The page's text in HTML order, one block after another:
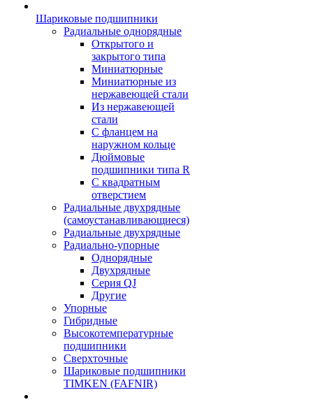
Шариковые подшипники
Радиальные однорядные
Открытого и
закрытого типа
Миниатюрные
Миниатюрные из
нержавеющей стали
Из нержавеющей
стали
С фланцем на
наружном кольце
Дюймовые
подшипники типа R
С квадратным
отверстием
Радиальные двухрядные
(самоустанавливающиеся)
Радиальные двухрядные
Радиально-упорные
Однорядные
Двухрядные
Серия QJ
Другие
Упорные
Гибридные
Высокотемпературные
подшипники
Сверхточные
Шариковые подшипники
TIMKEN (FAFNIR)